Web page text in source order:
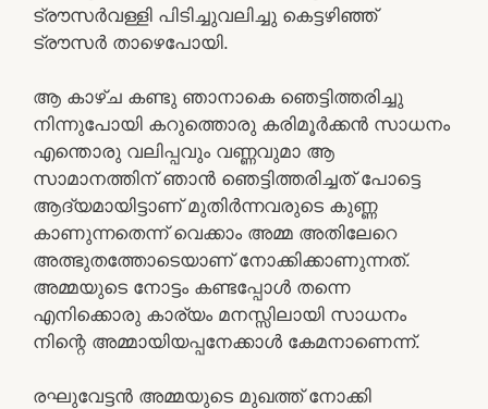
ട്രൗസർവള്ളി പിടിച്ചുവലിച്ചു കെട്ടഴിഞ്ഞ്
ട്രൗസർ താഴെപോയി.
ആ കാഴ്ച കണ്ടു ഞാനാകെ ഞെട്ടിത്തരിച്ചു
നിന്നുപോയി കറുത്തൊരു കരിമൂർക്കൻ സാധനം
എന്തൊരു വലിപ്പവും വണ്ണവുമാ ആ
സാമാനത്തിന് ഞാൻ ഞെട്ടിത്തരിച്ചത് പോട്ടെ
ആദ്യമായിട്ടാണ് മുതിർന്നവരുടെ കുണ്ണ
കാണുന്നതെന്ന് വെക്കാം അമ്മ അതിലേറെ
അത്ഭുതത്തോടെയാണ് നോക്കിക്കാണുന്നത്.
അമ്മയുടെ നോട്ടം കണ്ടപ്പോൾ തന്നെ
എനിക്കൊരു കാര്യം മനസ്സിലായി സാധനം
നിന്റെ അമ്മായിയപ്പനേക്കാൾ കേമനാണെന്ന്.
രഘുവേട്ടൻ അമ്മയുടെ മുഖത്ത് നോക്കി